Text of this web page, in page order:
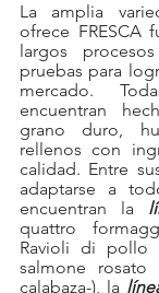
La amplia
ofrece FRESCA
largos
pruebas para
mercado.
encuentran
grano duro,
rellenos con
calidad. Entre
adaptarse a
encuentran la
quattro
Ravioli di pollo
salmone
calabaza-), la